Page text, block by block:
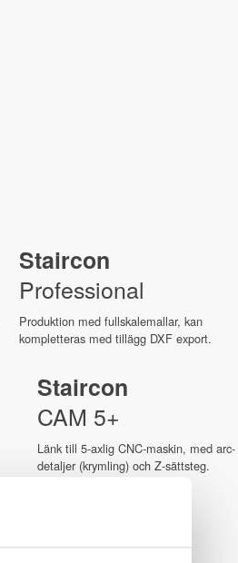
Staircon
Professional
Produktion med fullskalemallar, kan
kompletteras med tillägg DXF export.
Staircon
CAM 5+
Länk till 5-axlig CNC-maskin, med arc-
detaljer (krymling) och Z-sättsteg.